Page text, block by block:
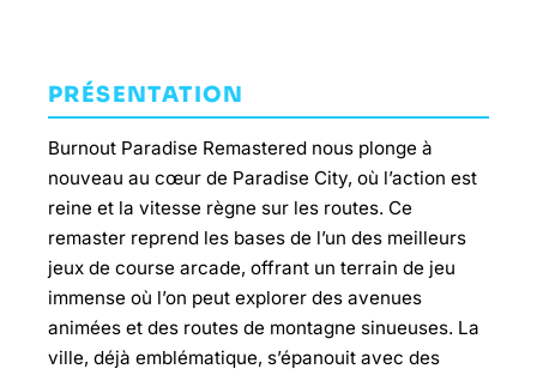
PRÉSENTATION
Burnout Paradise Remastered nous plonge à
nouveau au cœur de Paradise City, où l’action est
reine et la vitesse règne sur les routes. Ce
remaster reprend les bases de l’un des meilleurs
jeux de course arcade, offrant un terrain de jeu
immense où l’on peut explorer des avenues
animées et des routes de montagne sinueuses. La
ville, déjà emblématique, s’épanouit avec des